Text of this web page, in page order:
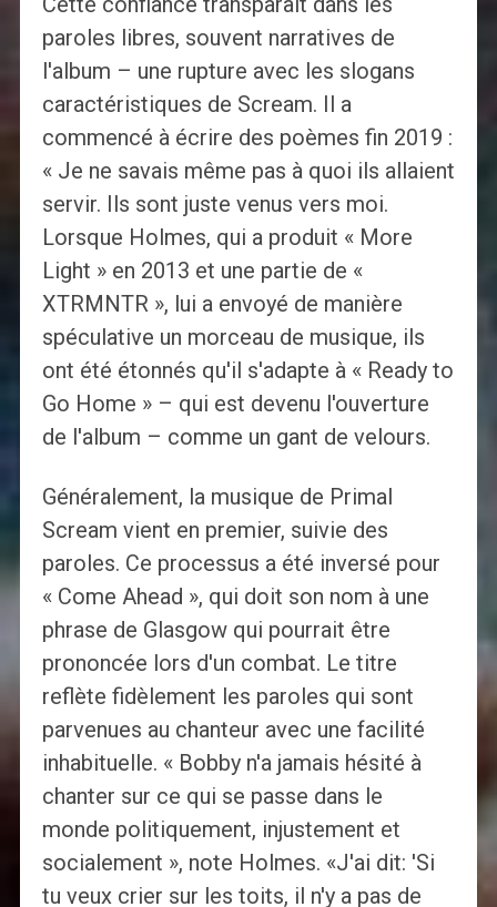
paroles libres, souvent narratives de
l'album – une rupture avec les slogans
caractéristiques de Scream. Il a
commencé à écrire des poèmes fin 2019 :
« Je ne savais même pas à quoi ils allaient
servir. Ils sont juste venus vers moi.
Lorsque Holmes, qui a produit « More
Light » en 2013 et une partie de «
XTRMNTR », lui a envoyé de manière
spéculative un morceau de musique, ils
ont été étonnés qu'il s'adapte à « Ready to
Go Home » – qui est devenu l'ouverture
de l'album – comme un gant de velours.
Généralement, la musique de Primal
Scream vient en premier, suivie des
paroles. Ce processus a été inversé pour
« Come Ahead », qui doit son nom à une
phrase de Glasgow qui pourrait être
prononcée lors d'un combat. Le titre
reflète fidèlement les paroles qui sont
parvenues au chanteur avec une facilité
inhabituelle. « Bobby n'a jamais hésité à
chanter sur ce qui se passe dans le
monde politiquement, injustement et
socialement », note Holmes. «J'ai dit: 'Si
tu veux crier sur les toits, il n'y a pas de